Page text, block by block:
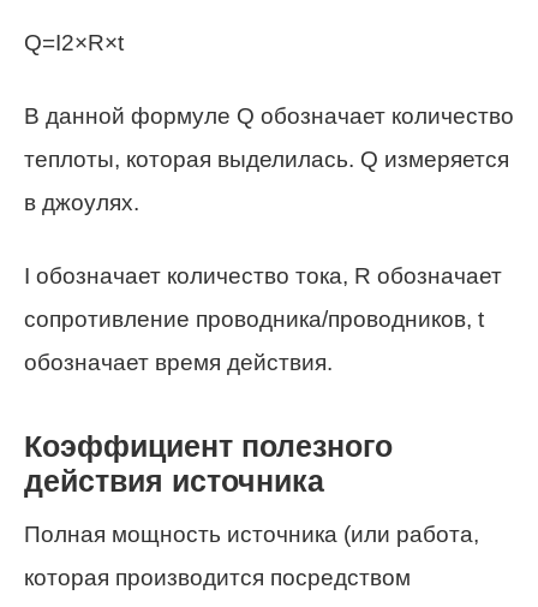
Q=I2×R×t
В данной формуле Q обозначает количество
теплоты, которая выделилась. Q измеряется
в джоулях.
I обозначает количество тока, R обозначает
сопротивление проводника/проводников, t
обозначает время действия.
Коэффициент полезного
действия источника
Полная мощность источника (или работа,
которая производится посредством